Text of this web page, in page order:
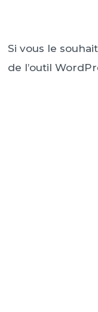
Si vous le
de l’outil